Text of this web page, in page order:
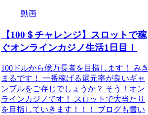
動画
【100＄チャレンジ】スロットで稼
ぐオンラインカジノ生活1日目！
100ドルから億万長者を目指します！ みき
まるです！ 一番稼げる還元率が良いギャ
ンブルをご存じでしょうか？ そう！オン
ラインカジノです！ スロットで大当たり
を目指していきます！！！ ブログも書い